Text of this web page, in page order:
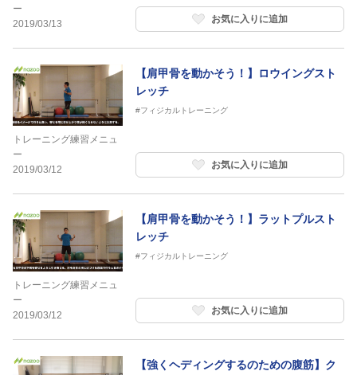
ー
2019/03/13
お気に入りに追加
トレーニング練習メニュ
ー
2019/03/12
【肩甲骨を動かそう！】ロウイングスト
レッチ
#フィジカルトレーニング
お気に入りに追加
トレーニング練習メニュ
ー
2019/03/12
【肩甲骨を動かそう！】ラットプルスト
レッチ
#フィジカルトレーニング
お気に入りに追加
【強くヘディングするのための腹筋】ク